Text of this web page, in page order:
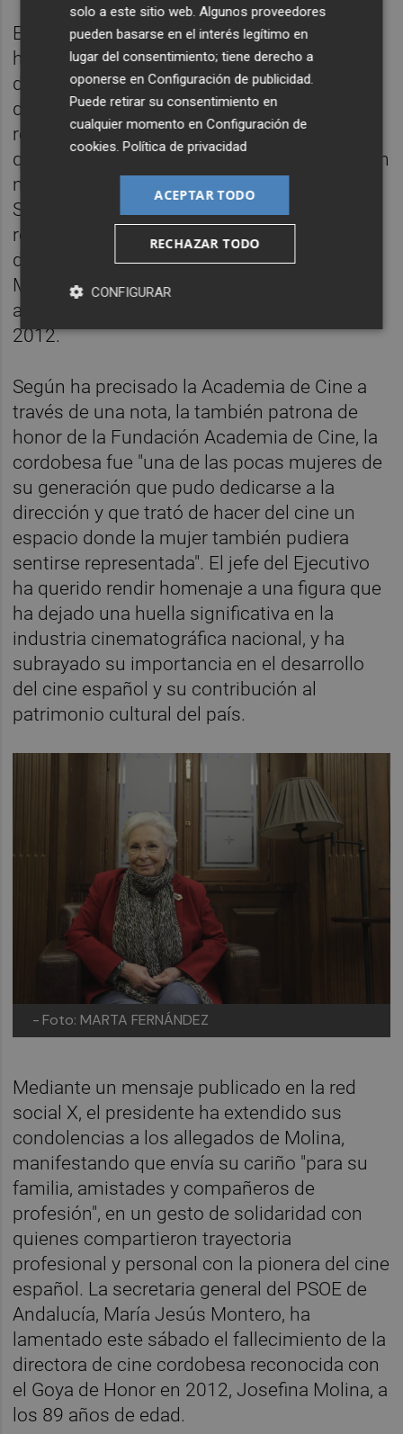
El presidente del Gobierno, Pedro Sánchez,
ha lamentado el fallecimiento este sábado
de la cineasta Josefina Molina, a quien ha
definido como "pionera del cine español y
referente de nuestra cultura", destacando
que "su legado permanecerá para siempre en
nuestra memoria y en la historia del cine".
Sánchez ha expresado así su
reconocimiento hacia la trayectoria de la
directora de cine, quien ha fallecido en
Madrid este sábado, 30 de mayo, a los 89
años. Molina recibió el Goya de Honor en
2012.
Según ha precisado la Academia de Cine a
través de una nota, la también patrona de
honor de la Fundación Academia de Cine, la
cordobesa fue "una de las pocas mujeres de
su generación que pudo dedicarse a la
dirección y que trató de hacer del cine un
espacio donde la mujer también pudiera
sentirse representada". El jefe del Ejecutivo
ha querido rendir homenaje a una figura que
ha dejado una huella significativa en la
industria cinematográfica nacional, y ha
subrayado su importancia en el desarrollo
del cine español y su contribución al
patrimonio cultural del país.
- Foto: MARTA FERNÁNDEZ
Mediante un mensaje publicado en la red
social X, el presidente ha extendido sus
condolencias a los allegados de Molina,
manifestando que envía su cariño "para su
familia, amistades y compañeros de
profesión", en un gesto de solidaridad con
quienes compartieron trayectoria
profesional y personal con la pionera del cine
español. La secretaria general del PSOE de
Andalucía, María Jesús Montero, ha
lamentado este sábado el fallecimiento de la
directora de cine cordobesa reconocida con
el Goya de Honor en 2012, Josefina Molina, a
los 89 años de edad.
solo a este sitio web. Algunos proveedores
pueden basarse en el interés legítimo en
lugar del consentimiento; tiene derecho a
oponerse enConfiguración de publicidad.
Puede retirar su consentimiento en
cualquier momento enConfiguración de
cookies.Política de privacidad
ACEPTAR TODO
RECHAZAR TODO
CONFIGURAR